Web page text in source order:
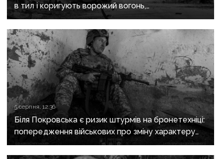
в тил і коригують ворожий вогонь,
на Краматорському «промацують» слабкі
ділянки
5 серпня, 12:36
Біля Покровська є ризик штурмів на бронетехніці:
попередження військових про зміну характеру
боїв на напрямку